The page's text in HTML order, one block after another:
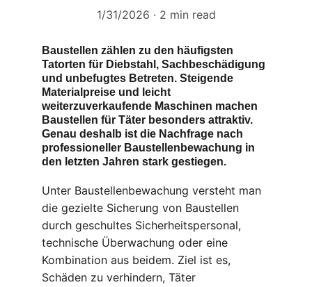
1/31/2026
2 min read
Baustellen zählen zu den häufigsten
Tatorten für Diebstahl, Sachbeschädigung
und unbefugtes Betreten. Steigende
Materialpreise und leicht
weiterzuverkaufende Maschinen machen
Baustellen für Täter besonders attraktiv.
Genau deshalb ist die Nachfrage nach
professioneller Baustellenbewachung in
den letzten Jahren stark gestiegen.
Unter Baustellenbewachung versteht man
die gezielte Sicherung von Baustellen
durch geschultes Sicherheitspersonal,
technische Überwachung oder eine
Kombination aus beidem. Ziel ist es,
Schäden zu verhindern, Täter